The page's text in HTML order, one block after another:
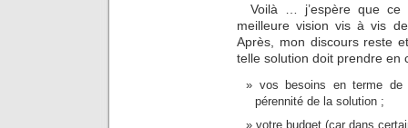
Voilà … j’espère que ce
meilleure vision vis à vis
Après, mon discours reste
telle solution doit prendre en
vos besoins en terme de
pérennité de la solution ;
votre budget (car dans